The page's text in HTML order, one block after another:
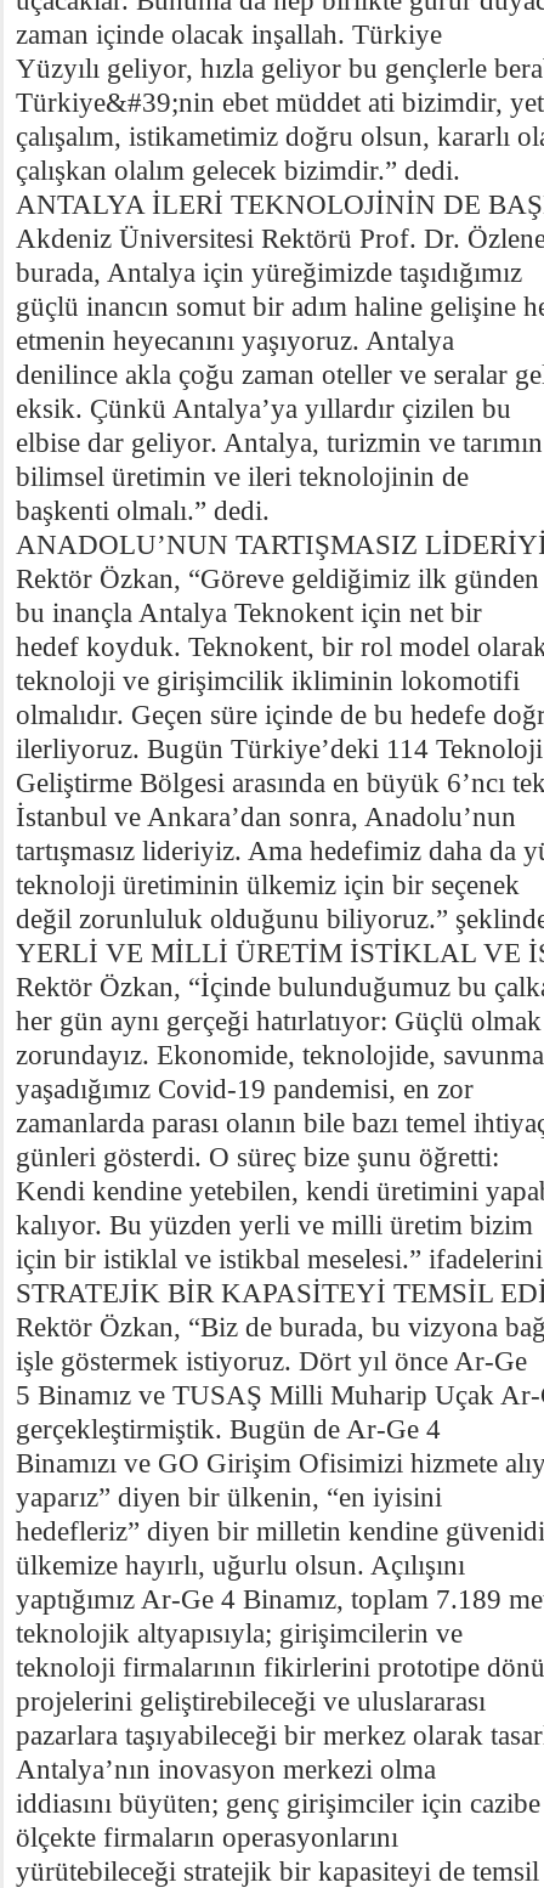
zaman içinde olacak inşallah. Türkiye
Yüzyılı geliyor, hızla geliyor bu gençlerle
Türkiye&#39;nin ebet müddet ati bizimdir,
çalışalım, istikametimiz doğru olsun, kararlı
çalışkan olalım gelecek bizimdir.” dedi.
ANTALYA İLERİ TEKNOLOJİNİN DE
Akdeniz Üniversitesi Rektörü Prof. Dr.
burada, Antalya için yüreğimizde taşıdığımız
güçlü inancın somut bir adım haline gelişine
etmenin heyecanını yaşıyoruz. Antalya
denilince akla çoğu zaman oteller ve seralar
eksik. Çünkü Antalya’ya yıllardır çizilen bu
elbise dar geliyor. Antalya, turizmin ve
bilimsel üretimin ve ileri teknolojinin de
başkenti olmalı.” dedi.
ANADOLU’NUN TARTIŞMASIZ
Rektör Özkan, “Göreve geldiğimiz ilk
bu inançla Antalya Teknokent için net bir
hedef koyduk. Teknokent, bir rol model
teknoloji ve girişimcilik ikliminin lokomotifi
olmalıdır. Geçen süre içinde de bu hedefe
ilerliyoruz. Bugün Türkiye’deki 114 Teknoloji
Geliştirme Bölgesi arasında en büyük 6’ncı
İstanbul ve Ankara’dan sonra, Anadolu’nun
tartışmasız lideriyiz. Ama hedefimiz daha da
teknoloji üretiminin ülkemiz için bir seçenek
değil zorunluluk olduğunu biliyoruz.”
YERLİ VE MİLLİ ÜRETİM İSTİKLAL VE
Rektör Özkan, “İçinde bulunduğumuz bu
her gün aynı gerçeği hatırlatıyor: Güçlü olmak
zorundayız. Ekonomide, teknolojide,
yaşadığımız Covid-19 pandemisi, en zor
zamanlarda parası olanın bile bazı temel
günleri gösterdi. O süreç bize şunu öğretti:
Kendi kendine yetebilen, kendi üretimini
kalıyor. Bu yüzden yerli ve milli üretim bizim
için bir istiklal ve istikbal meselesi.”
STRATEJİK BİR KAPASİTEYİ TEMSİL
Rektör Özkan, “Biz de burada, bu vizyona
işle göstermek istiyoruz. Dört yıl önce Ar-Ge
5 Binamız ve TUSAŞ Milli Muharip Uçak Ar-
gerçekleştirmiştik. Bugün de Ar-Ge 4
Binamızı ve GO Girişim Ofisimizi hizmete
yaparız” diyen bir ülkenin, “en iyisini
hedefleriz” diyen bir milletin kendine
ülkemize hayırlı, uğurlu olsun. Açılışını
yaptığımız Ar-Ge 4 Binamız, toplam 7.189
teknolojik altyapısıyla; girişimcilerin ve
teknoloji firmalarının fikirlerini prototipe
projelerini geliştirebileceği ve uluslararası
pazarlara taşıyabileceği bir merkez olarak
Antalya’nın inovasyon merkezi olma
iddiasını büyüten; genç girişimciler için
ölçekte firmaların operasyonlarını
yürütebileceği stratejik bir kapasiteyi de